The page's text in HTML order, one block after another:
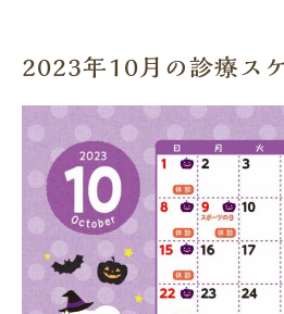
2023年10月の診療ス